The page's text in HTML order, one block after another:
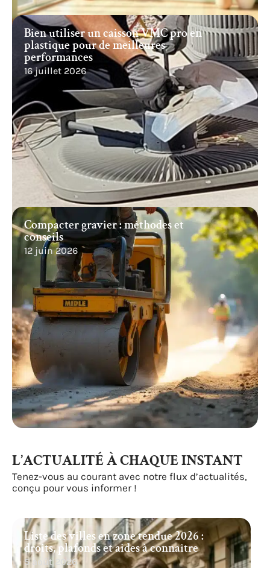
Bien utiliser un caisson VMC pro en
plastique pour de meilleures
performances
16 juillet 2026
Compacter gravier : méthodes et
conseils
12 juin 2026
L’ACTUALITÉ À CHAQUE INSTANT
Tenez-vous au courant avec notre flux d’actualités,
conçu pour vous informer !
Liste des villes en zone tendue 2026 :
droits, plafonds et aides à connaître
5 août 2026